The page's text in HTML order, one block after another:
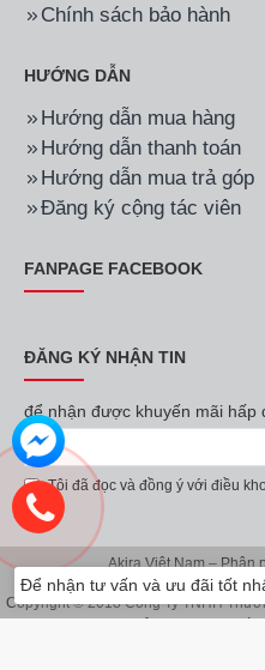
Chính sách bảo hành
HƯỚNG DẪN
Hướng dẫn mua hàng
Hướng dẫn thanh toán
Hướng dẫn mua trả góp
Đăng ký cộng tác viên
FANPAGE FACEBOOK
ĐĂNG KÝ NHẬN TIN
để nhận được khuyến mãi hấp
Tôi đã đọc và đồng ý với điều
Akira Việt Nam – Phân
Copyright © 2018 Công Ty TNHH
Để nhận tư vấn và ưu đãi tốt